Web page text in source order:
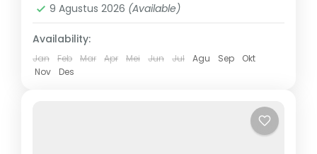
9 Agustus 2026 (Available)
Availability:
Jan Feb Mar Apr Mei Jun Jul Agu Sep
Okt
Nov
Des